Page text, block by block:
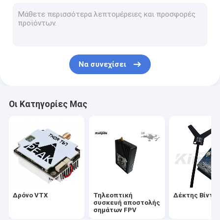
Ραδιόφωνο πλέγματος IP
Συσκευή αποστολής σημάτων COFDM IP
Ασύρματη κεραία RF
Ενισχυτής δύναμης RF
Ραδιο πομποδέκτης στοιχείων
Να συνεχίσει
Οι Κατηγορίες Μας
Δρόνο VTX
Τηλεοπτική
συσκευή αποστολής
σημάτων FPV
Δέκτης